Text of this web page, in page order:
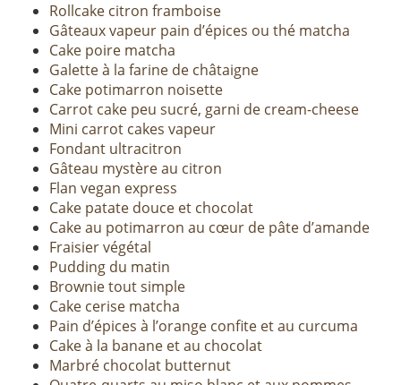
Rollcake citron framboise
Gâteaux vapeur pain d’épices ou thé matcha
Cake poire matcha
Galette à la farine de châtaigne
Cake potimarron noisette
Carrot cake peu sucré, garni de cream-cheese
Mini carrot cakes vapeur
Fondant ultracitron
Gâteau mystère au citron
Flan vegan express
Cake patate douce et chocolat
Cake au potimarron au cœur de pâte d’amande
Fraisier végétal
Pudding du matin
Brownie tout simple
Cake cerise matcha
Pain d’épices à l’orange confite et au curcuma
Cake à la banane et au chocolat
Marbré chocolat butternut